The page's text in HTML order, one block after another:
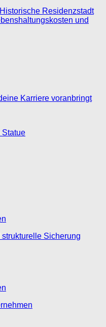
Residenzstadt
und
Karriere voranbringt
Sicherung